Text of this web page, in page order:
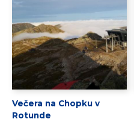
Večera na Chopku v
Rotunde